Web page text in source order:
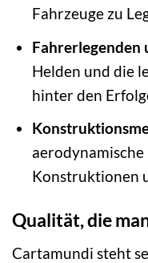
Fahrzeuge zu
Fahrerlegenden
Helden und die
hinter den
aerodynamische
Konstruktionen
Qualität, die
Cartamundi steht